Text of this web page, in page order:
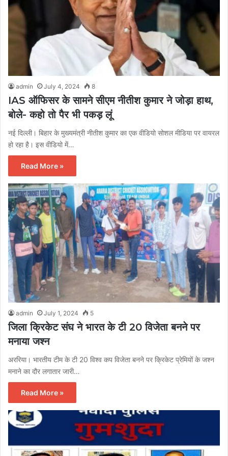
admin July 4, 2024 8
IAS ऑफिसर के सामने सीएम नीतीश कुमार ने जोड़ा हाथ,
बोले- कहो तो पैर भी पकड़ लूं
नई दिल्ली। बिहार के मुख्यमंत्री नीतीश कुमार का एक वीडियो सोशल मीडिया पर वायरल
हो रहा है। इस वीडियो में…
Read More »
admin July 1, 2024 5
जिला क्रिकेट संघ ने भारत के टी 20 विजेता बनने पर
मनाया जश्न
अररिया। भारतीय टीम के टी 20 विश्व कप विजेता बनने पर क्रिकेट प्रेमियों के जश्न
मनाने का दौर लगातार जारी…
Read More »